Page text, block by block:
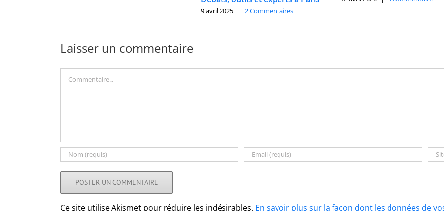
9 avril 2025 | 2 Commentaires
Laisser un commentaire
Ce site utilise Akismet pour réduire les indésirables. En savoir plus sur la façon dont les données de